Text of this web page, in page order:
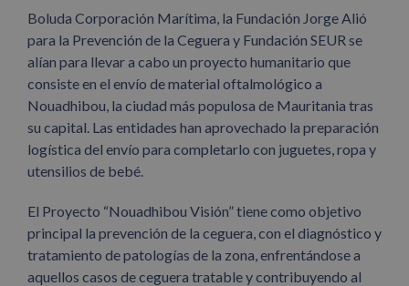
Boluda Corporación Marítima, la Fundación Jorge Alió
para la Prevención de la Ceguera y Fundación SEUR se
alían para llevar a cabo un proyecto humanitario que
consiste en el envío de material oftalmológico a
Nouadhibou, la ciudad más populosa de Mauritania tras
su capital. Las entidades han aprovechado la preparación
logística del envío para completarlo con juguetes, ropa y
utensilios de bebé.
El Proyecto “Nouadhibou Visión” tiene como objetivo
principal la prevención de la ceguera, con el diagnóstico y
tratamiento de patologías de la zona, enfrentándose a
aquellos casos de ceguera tratable y contribuyendo al